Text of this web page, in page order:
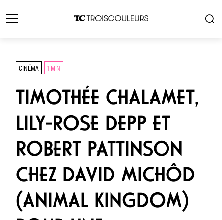
CINÉMA 1 MIN
TIMOTHÉE CHALAMET,
LILY-ROSE DEPP ET
ROBERT PATTINSON
CHEZ DAVID MICHÔD
(ANIMAL KINGDOM)